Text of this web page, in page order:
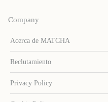
Company
Acerca de MATCHA
Reclutamiento
Privacy Policy